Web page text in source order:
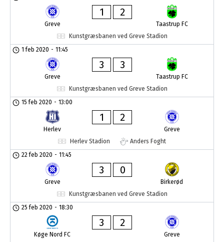
Greve
1 2
Taastrup FC
Kunstgræsbanen ved Greve Stadion
1 feb 2020 - 11:45
Greve
3 3
Taastrup FC
Kunstgræsbanen ved Greve Stadion
15 feb 2020 - 13:00
Herlev
1 2
Greve
Herlev Stadion
Anders Foght
22 feb 2020 - 11:45
Greve
3 0
Birkerød
Kunstgræsbanen ved Greve Stadion
25 feb 2020 - 18:30
Køge Nord FC
3 2
Greve